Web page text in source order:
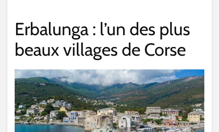
Erbalunga : l’un des plus
beaux villages de Corse